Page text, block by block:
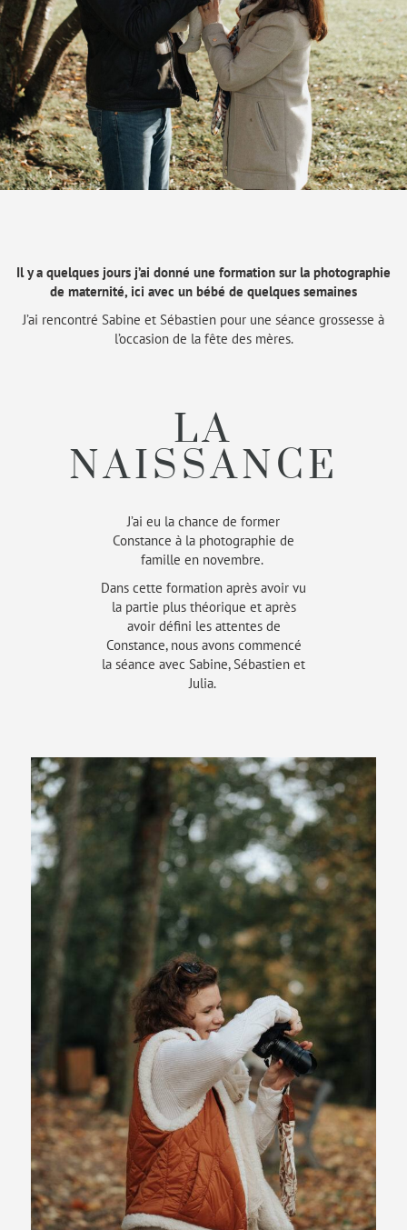
Il y a quelques jours j’ai donné une formation sur la photographie
de maternité, ici avec un bébé de quelques semaines
J’ai rencontré Sabine et Sébastien pour une séance grossesse à
l’occasion de la fête des mères.
LA
NAISSANCE
J’ai eu la chance de former
Constance à la photographie de
famille en novembre.
Dans cette formation après avoir vu
la partie plus théorique et après
avoir défini les attentes de
Constance, nous avons commencé
la séance avec Sabine, Sébastien et
Julia.